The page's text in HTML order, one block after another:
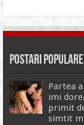
Postari Populare
Partea
imi
primit
simtit